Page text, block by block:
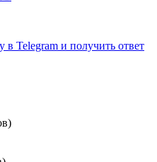
в Telegram и получить ответ